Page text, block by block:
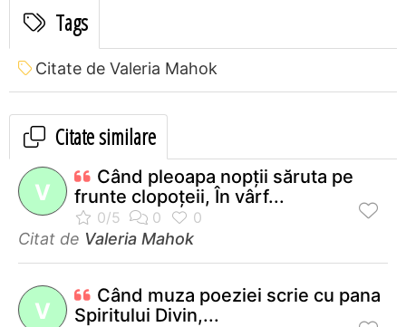
Tags
Citate de Valeria Mahok
Citate similare
V
Când pleoapa nopţii săruta pe
frunte clopoţeii, În vârf...
Citat de Valeria Mahok
V
Când muza poeziei scrie cu pana
Spiritului Divin,...